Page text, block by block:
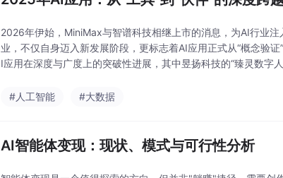
2026年伊始，MiniMax与智谱科技相继上市的消息，为AI行业
业，不仅自身迈入新发展阶段，更标志着AI应用正式从“概念验
I应用在深度与广度上的突破性进展，其中昱扬科技的“臻灵数字
#人工智能
#大数据
AI智能体变现：现状、模式与可行性分析